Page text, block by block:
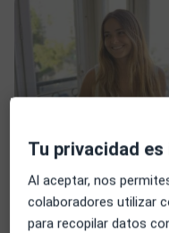
Ver galería (5)
Tu privacidad
Al aceptar, nos
colaboradores utilizar
para recopilar datos